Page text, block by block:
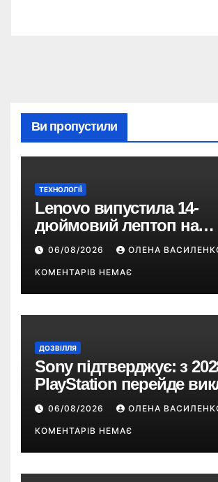
Ви пропустили
ТЕХНОЛОГІЇ
Lenovo випустила 14-
дюймовий лептоп на
Snapdragon X2 з
понад 33 години
06/08/2026 ОЛЕНА
КОМЕНТАРІВ НЕМАЄ
ДОЗВІЛЛЯ
Sony підтверджує: з
PlayStation перейде
на цифрові ігри
06/08/2026 ОЛЕНА
КОМЕНТАРІВ НЕМАЄ